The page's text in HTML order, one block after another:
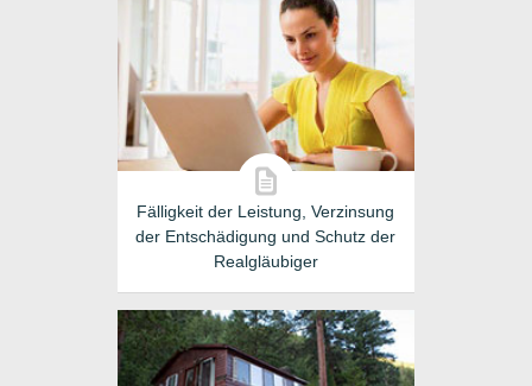
Fälligkeit der Leistung, Verzinsung
der Entschädigung und Schutz der
Realgläubiger